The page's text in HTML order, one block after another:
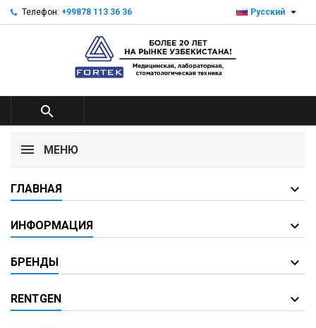
Телефон: +99878 113 36 36 Русский 

МЕНЮ
ГЛАВНАЯ
ИНФОРМАЦИЯ
БРЕНДЫ
RENTGEN